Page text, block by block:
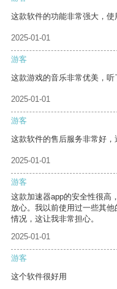
这款软件的功能非常强大，使
2025-01-01
游客
这款游戏的音乐非常优美，听
2025-01-01
游客
这款软件的售后服务非常好，
2025-01-01
游客
这款加速器app的安全性很高
放心。我以前使用过一些其
情况，这让我非常担心。
2025-01-01
游客
这个软件很好用